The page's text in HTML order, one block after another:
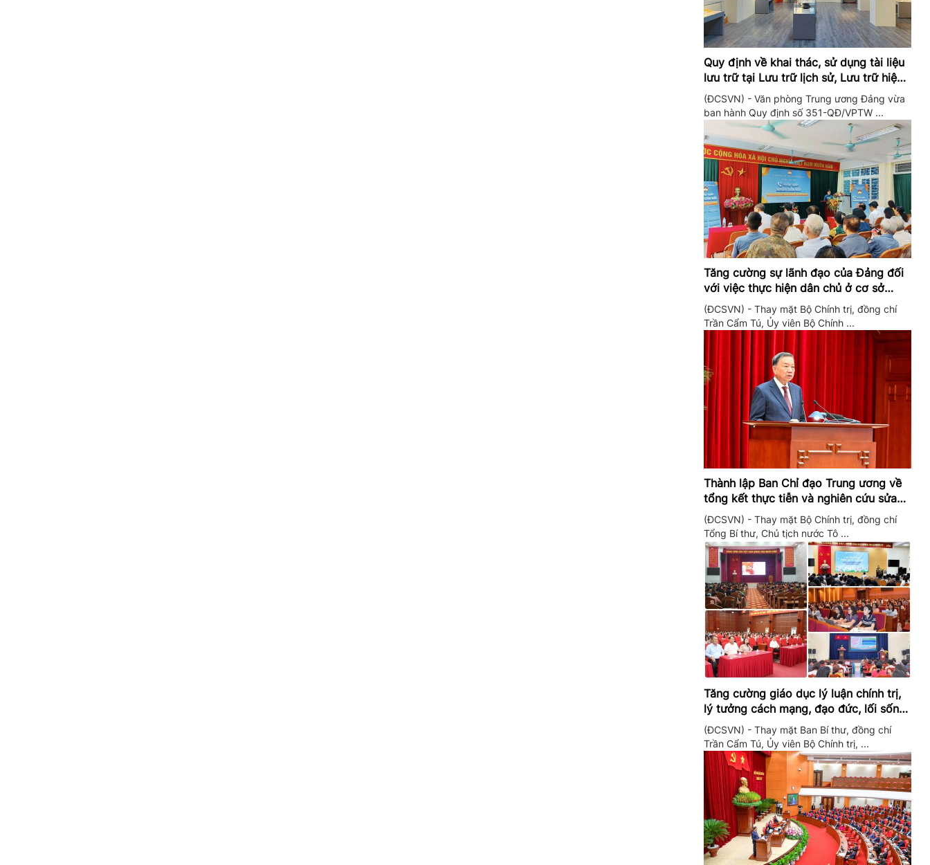
Quy định về khai thác, sử dụng tài liệu
lưu trữ tại Lưu trữ lịch sử, Lưu trữ hiện
hành của Trung ương Đảng và Văn
phòng Trung ương Đảng
(ĐCSVN) - Văn phòng Trung ương Đảng vừa
ban hành Quy định số 351-QĐ/VPTW ...
Tăng cường sự lãnh đạo của Đảng đối
với việc thực hiện dân chủ ở cơ sở
trong giai đoạn mới
(ĐCSVN) - Thay mặt Bộ Chính trị, đồng chí
Trần Cẩm Tú, Ủy viên Bộ Chính ...
Thành lập Ban Chỉ đạo Trung ương về
tổng kết thực tiễn và nghiên cứu sửa
đổi, bổ sung Điều lệ Đảng
(ĐCSVN) - Thay mặt Bộ Chính trị, đồng chí
Tổng Bí thư, Chủ tịch nước Tô ...
Tăng cường giáo dục lý luận chính trị,
lý tưởng cách mạng, đạo đức, lối sống,
ý thức công dân trong hệ thống giáo
dục quốc dân
(ĐCSVN) - Thay mặt Ban Bí thư, đồng chí
Trần Cẩm Tú, Ủy viên Bộ Chính trị, ...